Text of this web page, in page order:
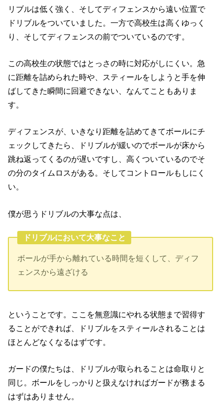
リブルは低く強く、そしてディフェンスから遠い位置で
ドリブルをついていました。一方で高校生は高くゆっく
り、そしてディフェンスの前でついているのです。
この高校生の状態ではとっさの時に対応がしにくい。急
に距離を詰められた時や、スティールをしようと手を伸
ばしてきた瞬間に回避できない、なんてこともありま
す。
ディフェンスが、いきなり距離を詰めてきてボールにチ
ェックしてきたら、ドリブルが緩いのでボールが床から
跳ね返ってくるのが遅いですし、高くついているのでそ
の分のタイムロスがある。そしてコントロールもしにく
い。
僕が思うドリブルの大事な点は、
ドリブルにおいて大事なこと
ボールが手から離れている時間を短くして、ディフ
ェンスから遠ざける
ということです。ここを無意識にやれる状態まで習得す
ることができれば、ドリブルをスティールされることは
ほとんどなくなるはずです。
ガードの僕たちは、ドリブルが取られることは命取りと
同じ。ボールをしっかりと扱えなければガードが務まる
はずはありません。